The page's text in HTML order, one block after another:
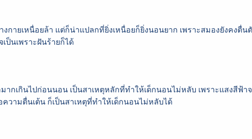
างกายเหนื่อยล้า แต่ก็น่าแปลกที่ยิ่งเหนื่อยก็ยิ่งนอนยาก เพราะสมองยังคง
ป็นเพราะฝันร้ายก็ได้
กเกินไปก่อนนอน เป็นสาเหตุหลักที่ทำให้เด็กนอนไม่หลับ เพราะแสงสีฟ้
วามตื่นเต้น ก็เป็นสาเหตุที่ทำให้เด็กนอนไม่หลับได้